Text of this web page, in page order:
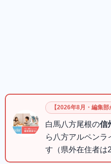
【2026年8月・編集部
白馬八方尾根の信
ら八方アルペンラ
す（県外在住者は